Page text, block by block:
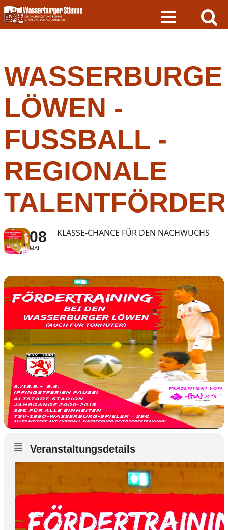
Skip
to
content
LÖWEN -
FUSSBALL -
REGIONALE
08
MAI
KLASSE-CHANCE FÜR DEN NACHWUCHS
Veranstaltungsdetails